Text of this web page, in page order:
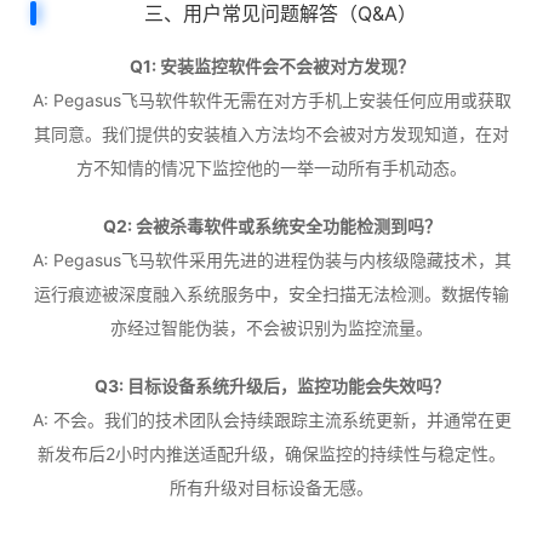
三、用户常见问题解答（Q&A）
Q1: 安装监控软件会不会被对方发现？
A: Pegasus飞马软件软件无需在对方手机上安装任何应用或获取
其同意。我们提供的安装植入方法均不会被对方发现知道，在对
方不知情的情况下监控他的一举一动所有手机动态。
Q2: 会被杀毒软件或系统安全功能检测到吗？
A: Pegasus飞马软件采用先进的进程伪装与内核级隐藏技术，其
运行痕迹被深度融入系统服务中，安全扫描无法检测。数据传输
亦经过智能伪装，不会被识别为监控流量。
Q3: 目标设备系统升级后，监控功能会失效吗？
A: 不会。我们的技术团队会持续跟踪主流系统更新，并通常在更
新发布后2小时内推送适配升级，确保监控的持续性与稳定性。
所有升级对目标设备无感。